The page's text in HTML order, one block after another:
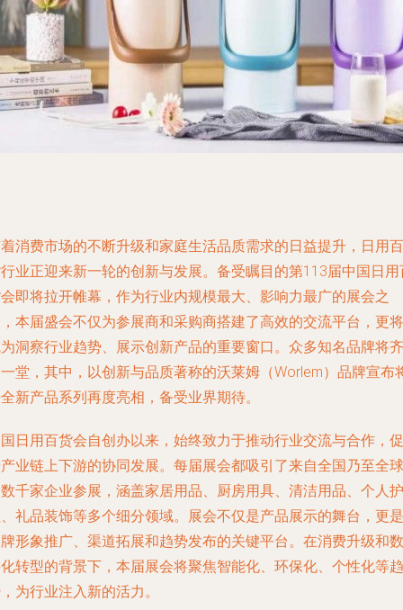
消费市场的不断升级和家庭生活品质需求的日益提升，日用百
业正迎来新一轮的创新与发展。备受瞩目的第113届中国日用
即将拉开帷幕，作为行业内规模最大、影响力最广的展会之
本届盛会不仅为参展商和采购商搭建了高效的交流平台，更将
洞察行业趋势、展示创新产品的重要窗口。众多知名品牌将齐
堂，其中，以创新与品质著称的沃莱姆（Worlem）品牌宣布
新产品系列再度亮相，备受业界期待。
日用百货会自创办以来，始终致力于推动行业交流与合作，促
业链上下游的协同发展。每届展会都吸引了来自全国乃至全球
千家企业参展，涵盖家居用品、厨房用具、清洁用品、个人护
礼品装饰等多个细分领域。展会不仅是产品展示的舞台，更是
形象推广、渠道拓展和趋势发布的关键平台。在消费升级和数
转型的背景下，本届展会将聚焦智能化、环保化、个性化等趋
为行业注入新的活力。